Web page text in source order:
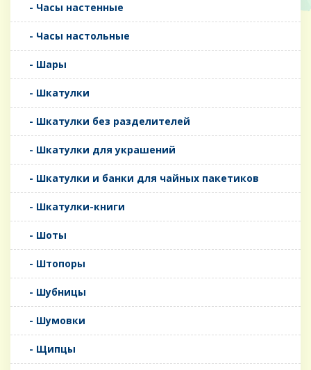
- Часы настенные
- Часы настольные
- Шары
- Шкатулки
- Шкатулки без разделителей
- Шкатулки для украшений
- Шкатулки и банки для чайных пакетиков
- Шкатулки-книги
- Шоты
- Штопоры
- Шубницы
- Шумовки
- Щипцы